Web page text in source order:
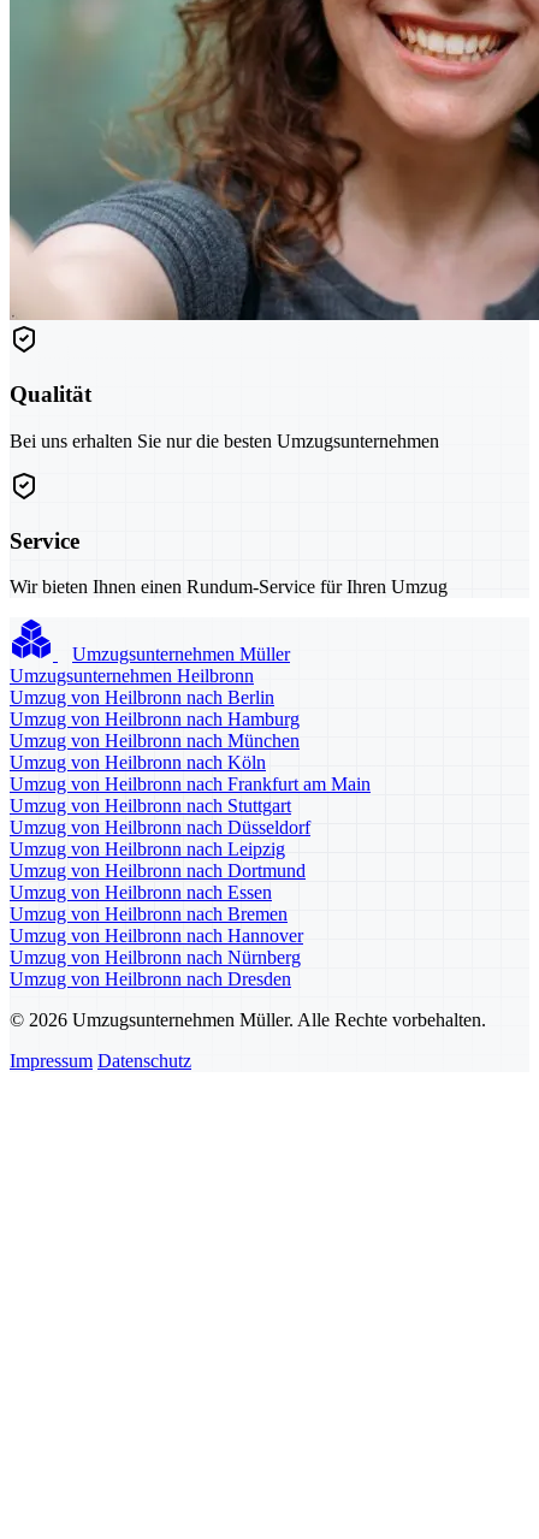
Qualität
Bei uns erhalten Sie nur die besten Umzugsunternehmen
Service
Wir bieten Ihnen einen Rundum-Service für Ihren Umzug
Umzugsunternehmen Müller
Umzugsunternehmen Heilbronn
Umzug von Heilbronn nach Berlin
Umzug von Heilbronn nach Hamburg
Umzug von Heilbronn nach München
Umzug von Heilbronn nach Köln
Umzug von Heilbronn nach Frankfurt am Main
Umzug von Heilbronn nach Stuttgart
Umzug von Heilbronn nach Düsseldorf
Umzug von Heilbronn nach Leipzig
Umzug von Heilbronn nach Dortmund
Umzug von Heilbronn nach Essen
Umzug von Heilbronn nach Bremen
Umzug von Heilbronn nach Hannover
Umzug von Heilbronn nach Nürnberg
Umzug von Heilbronn nach Dresden
© 2026 Umzugsunternehmen Müller. Alle Rechte vorbehalten.
Impressum Datenschutz